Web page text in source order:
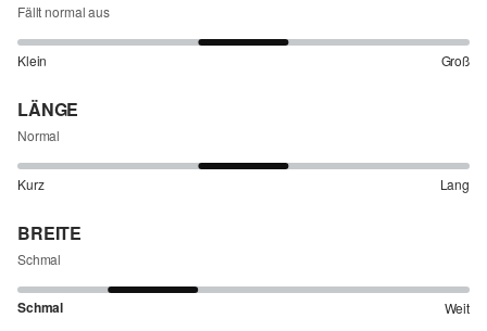
Fällt normal aus
Klein Groß
LÄNGE
Normal
Kurz Lang
BREITE
Schmal
Schmal Weit